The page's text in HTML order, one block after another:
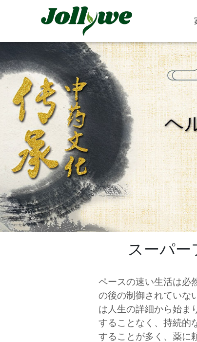
便秘緩和 減量食事 美容サ
錠剤 カプセル
ヘ
スーパ
ペースの速い生活は必
の後の制御されていな
は人生の詳細から始ま
することなく、持続的
することが多く、薬に